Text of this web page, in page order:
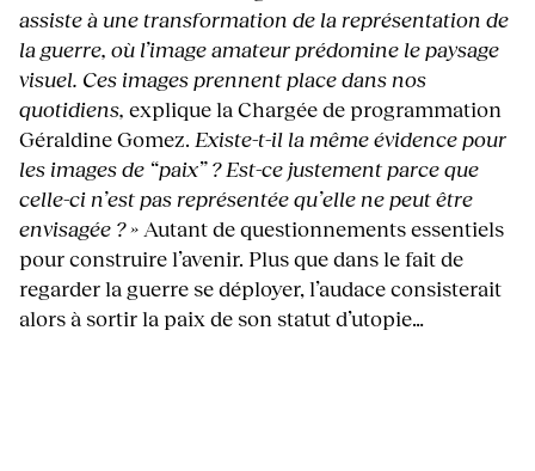
assiste à une transformation de la représentation de
la guerre, où l’image amateur prédomine le paysage
visuel. Ces images prennent place dans nos
quotidiens, explique la Chargée de programmation
Géraldine Gomez. Existe-t-il la même évidence pour
les images de “paix” ? Est-ce justement parce que
celle-ci n’est pas représentée qu’elle ne peut être
envisagée ? » Autant de questionnements essentiels
pour construire l’avenir. Plus que dans le fait de
regarder la guerre se déployer, l’audace consisterait
alors à sortir la paix de son statut d’utopie…